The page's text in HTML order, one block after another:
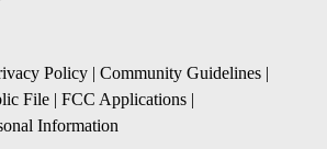
Policy | Community Guidelines |
File | FCC Applications |
Information